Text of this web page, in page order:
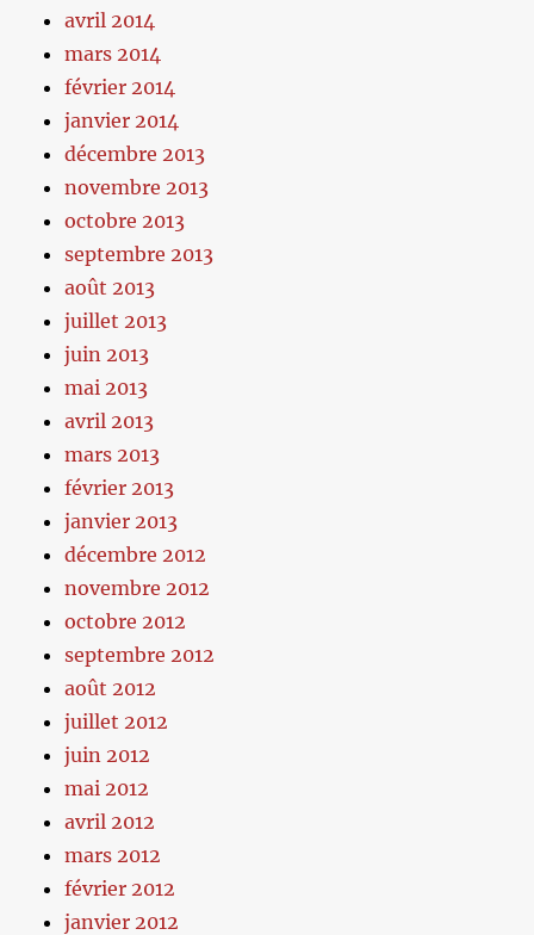
avril 2014
mars 2014
février 2014
janvier 2014
décembre 2013
novembre 2013
octobre 2013
septembre 2013
août 2013
juillet 2013
juin 2013
mai 2013
avril 2013
mars 2013
février 2013
janvier 2013
décembre 2012
novembre 2012
octobre 2012
septembre 2012
août 2012
juillet 2012
juin 2012
mai 2012
avril 2012
mars 2012
février 2012
janvier 2012